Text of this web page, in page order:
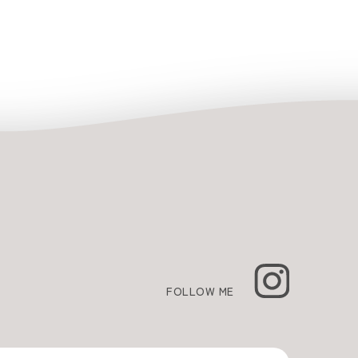
FOLLOW ME